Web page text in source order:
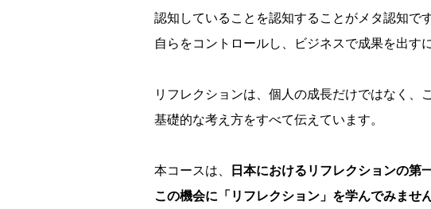
認知していることを認知することがメタ認知です
自らをコントロールし、ビジネスで成果を出す
リフレクションは、個人の成長だけではなく
基礎的な考え方をすべて伝えています。
本コースは、 日本におけるリフレクションの第
この機会に「リフレクション」を学んでみませ